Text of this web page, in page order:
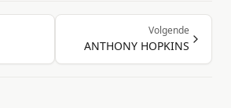
Volgende
ANTHONY HOPKINS